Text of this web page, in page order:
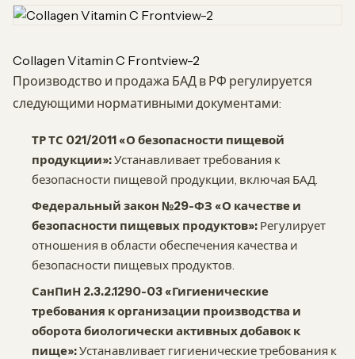
Collagen Vitamin C Frontview-2
Производство и продажа БАД в РФ регулируется
следующими нормативными документами:
ТР ТС 021/2011 «О безопасности пищевой
продукции»:Устанавливает требования к
безопасности пищевой продукции, включая БАД.
Федеральный закон №29-ФЗ «О качестве и
безопасности пищевых продуктов»: Регулирует
отношения в области обеспечения качества и
безопасности пищевых продуктов.
СанПиН 2.3.2.1290-03 «Гигиенические
требования к организации производства и
оборота биологически активных добавок к
пище»:Устанавливает гигиенические требования к